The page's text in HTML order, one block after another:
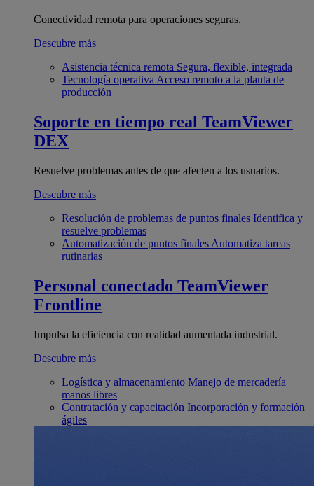
Conectividad remota para operaciones seguras.
Descubre más
Asistencia técnica remota Segura, flexible, integrada
Tecnología operativa Acceso remoto a la planta de
producción
Soporte en tiempo real TeamViewer
DEX
Resuelve problemas antes de que afecten a los usuarios.
Descubre más
Resolución de problemas de puntos finales Identifica y
resuelve problemas
Automatización de puntos finales Automatiza tareas
rutinarias
Personal conectado TeamViewer
Frontline
Impulsa la eficiencia con realidad aumentada industrial.
Descubre más
Logística y almacenamiento Manejo de mercadería
manos libres
Contratación y capacitación Incorporación y formación
ágiles